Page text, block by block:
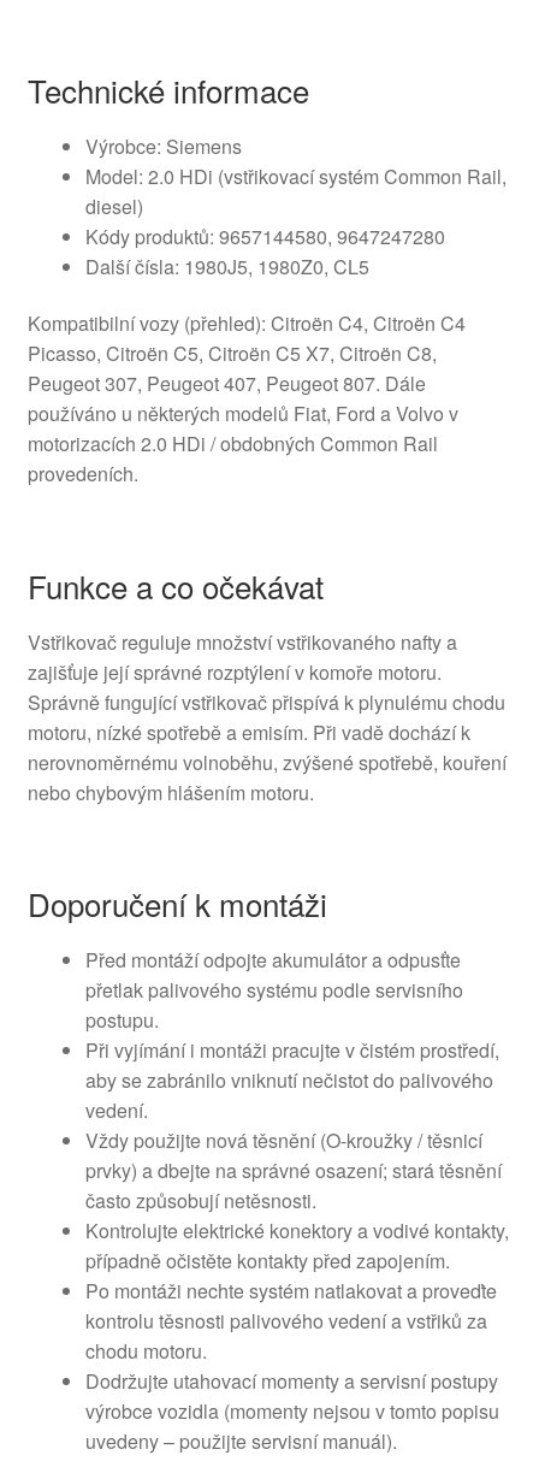
Technické informace
Výrobce: Siemens
Model: 2.0 HDi (vstřikovací systém Common Rail,
diesel)
Kódy produktů: 9657144580, 9647247280
Další čísla: 1980J5, 1980Z0, CL5
Kompatibilní vozy (přehled): Citroën C4, Citroën C4
Picasso, Citroën C5, Citroën C5 X7, Citroën C8,
Peugeot 307, Peugeot 407, Peugeot 807. Dále
používáno u některých modelů Fiat, Ford a Volvo v
motorizacích 2.0 HDi / obdobných Common Rail
provedeních.
Funkce a co očekávat
Vstřikovač reguluje množství vstřikovaného nafty a
zajišťuje její správné rozptýlení v komoře motoru.
Správně fungující vstřikovač přispívá k plynulému chodu
motoru, nízké spotřebě a emisím. Při vadě dochází k
nerovnoměrnému volnoběhu, zvýšené spotřebě, kouření
nebo chybovým hlášením motoru.
Doporučení k montáži
Před montáží odpojte akumulátor a odpusťte
přetlak palivového systému podle servisního
postupu.
Při vyjímání i montáži pracujte v čistém prostředí,
aby se zabránilo vniknutí nečistot do palivového
vedení.
Vždy použijte nová těsnění (O-kroužky / těsnicí
prvky) a dbejte na správné osazení; stará těsnění
často způsobují netěsnosti.
Kontrolujte elektrické konektory a vodivé kontakty,
případně očistěte kontakty před zapojením.
Po montáži nechte systém natlakovat a proveďte
kontrolu těsnosti palivového vedení a vstřiků za
chodu motoru.
Dodržujte utahovací momenty a servisní postupy
výrobce vozidla (momenty nejsou v tomto popisu
uvedeny – použijte servisní manuál).